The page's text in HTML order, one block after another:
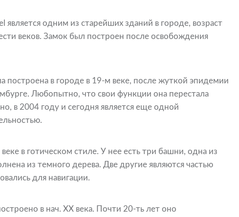
одним из старейших зданий в городе, возраст
веков. Замок был построен после освобождения
построена в городе в 19-м веке, после жуткой эпидемии
Любопытно, что свои функции она перестала
в 2004 году и сегодня является еще одной
в готическом стиле. У нее есть три башни, одна из
из темного дерева. Две другие являются частью
для навигации.
в нач. ХХ века. Почти 20-ть лет оно